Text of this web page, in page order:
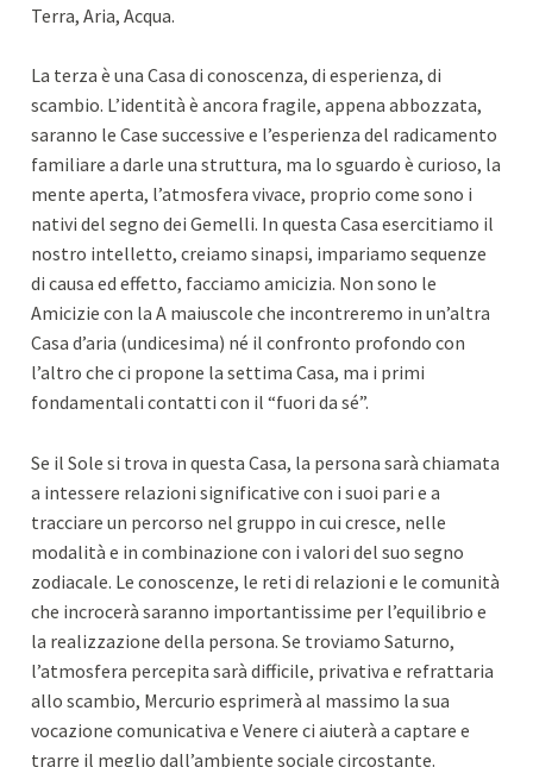
Terra, Aria, Acqua.
La terza è una Casa di conoscenza, di esperienza, di
scambio. L’identità è ancora fragile, appena abbozzata,
saranno le Case successive e l’esperienza del radicamento
familiare a darle una struttura, ma lo sguardo è curioso, la
mente aperta, l’atmosfera vivace, proprio come sono i
nativi del segno dei Gemelli. In questa Casa esercitiamo il
nostro intelletto, creiamo sinapsi, impariamo sequenze
di causa ed effetto, facciamo amicizia. Non sono le
Amicizie con la A maiuscole che incontreremo in un’altra
Casa d’aria (undicesima) né il confronto profondo con
l’altro che ci propone la settima Casa, ma i primi
fondamentali contatti con il “fuori da sé”.
Se il Sole si trova in questa Casa, la persona sarà chiamata
a intessere relazioni significative con i suoi pari e a
tracciare un percorso nel gruppo in cui cresce, nelle
modalità e in combinazione con i valori del suo segno
zodiacale. Le conoscenze, le reti di relazioni e le comunità
che incrocerà saranno importantissime per l’equilibrio e
la realizzazione della persona. Se troviamo Saturno,
l’atmosfera percepita sarà difficile, privativa e refrattaria
allo scambio, Mercurio esprimerà al massimo la sua
vocazione comunicativa e Venere ci aiuterà a captare e
trarre il meglio dall’ambiente sociale circostante.